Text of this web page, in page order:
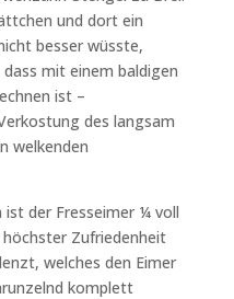
und dort ein
besser wüsste,
mit einem baldigen
ist –
des langsam
welkenden
der Fresseimer ¼ voll
Zufriedenheit
welches den Eimer
komplett